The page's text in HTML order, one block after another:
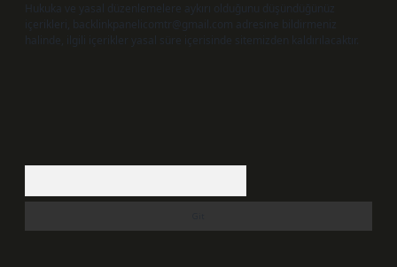
Hukuka ve yasal düzenlemelere aykırı olduğunu düşündüğünüz
içerikleri, backlinkpanelicomtr@gmail.com adresine bildirmeniz
halinde, ilgili içerikler yasal süre içerisinde sitemizden kaldırılacaktır.